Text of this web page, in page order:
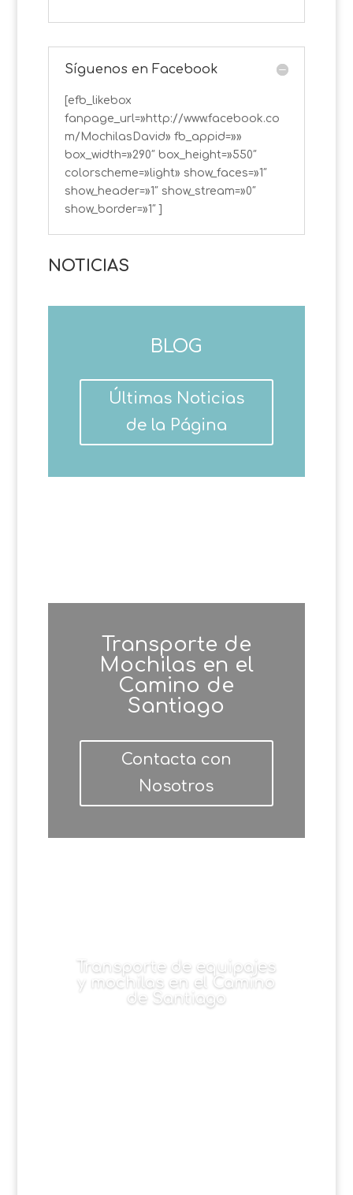
Síguenos en Facebook
[efb_likebox
fanpage_url=»http://www.facebook.co
m/MochilasDavid» fb_appid=»»
box_width=»290″ box_height=»550″
colorscheme=»light» show_faces=»1″
show_header=»1″ show_stream=»0″
show_border=»1″ ]
NOTICIAS
BLOG
Últimas Noticias
de la Página
Transporte de
Mochilas en el
Camino de
Santiago
Contacta con
Nosotros
Transporte de equipajes
y mochilas en el Camino
de Santiago